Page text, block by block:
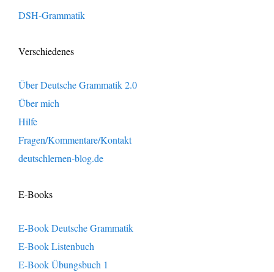
DSH-Grammatik
Verschiedenes
Über Deutsche Grammatik 2.0
Über mich
Hilfe
Fragen/Kommentare/Kontakt
deutschlernen-blog.de
E-Books
E-Book Deutsche Grammatik
E-Book Listenbuch
E-Book Übungsbuch 1